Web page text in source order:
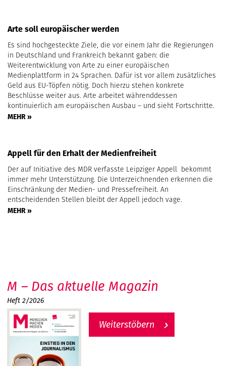
Arte soll europäischer werden
Es sind hochgesteckte Ziele, die vor einem Jahr die Regierungen
in Deutschland und Frankreich bekannt gaben: die
Weiterentwicklung von Arte zu einer europäischen
Medienplattform in 24 Sprachen. Dafür ist vor allem zusätzliches
Geld aus EU-Töpfen nötig. Doch hierzu stehen konkrete
Beschlüsse weiter aus. Arte arbeitet währenddessen
kontinuierlich am europäischen Ausbau – und sieht Fortschritte.
MEHR »
Appell für den Erhalt der Medienfreiheit
Der auf Initiative des MDR verfasste Leipziger Appell bekommt
immer mehr Unterstützung. Die Unterzeichnenden erkennen die
Einschränkung der Medien- und Pressefreiheit. An
entscheidenden Stellen bleibt der Appell jedoch vage.
MEHR »
M – Das aktuelle Magazin
Heft 2/2026
Weiterstöbern